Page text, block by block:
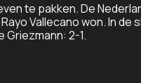
te pakken. De
Vallecano won. In
Griezmann: 2-1.